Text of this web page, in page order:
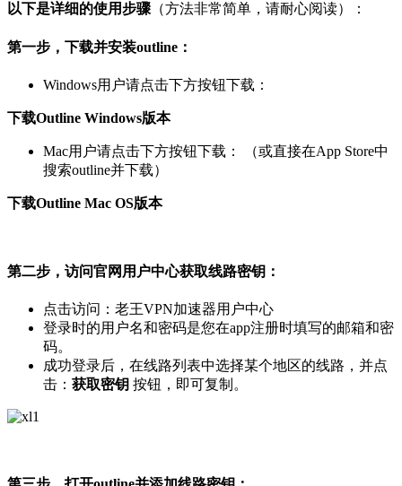
以下是详细的使用步骤 （方法非常简单，请耐心阅读）：
第一步，下载并安装outline：
Windows用户请点击下方按钮下载：
下载Outline Windows版本
Mac用户请点击下方按钮下载： （或直接在App Store中
搜索outline并下载）
下载Outline Mac OS版本
第二步，访问官网用户中心获取线路密钥：
点击访问：老王VPN加速器用户中心
登录时的用户名和密码是您在app注册时填写的邮箱和密
码。
成功登录后，在线路列表中选择某个地区的线路，并点
击： 获取密钥 按钮，即可复制。